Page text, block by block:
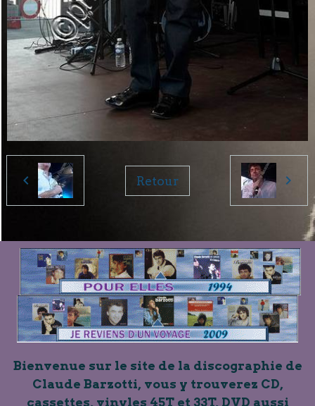
Retour
Bienvenue sur le site de la discographie de
Claude Barzotti, vous y trouverez CD,
cassettes, vinyles 45T et 33T, DVD aussi